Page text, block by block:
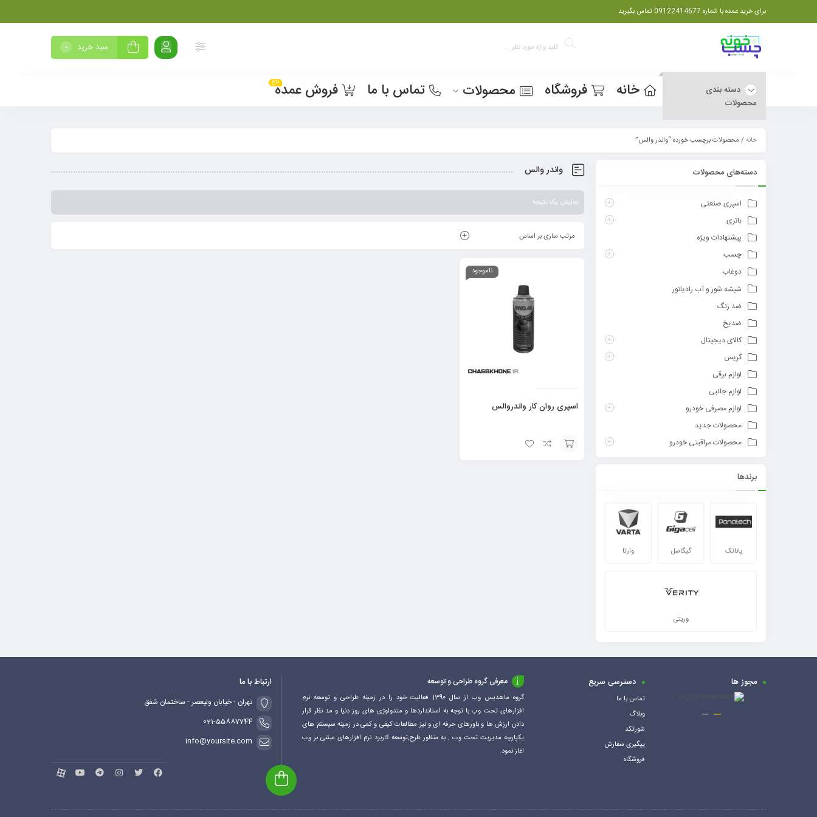
برای خرید عمده با شماره 09122414677 تماس بگیرید
سبد خرید 0
دسته بندی
محصولات
خانه فروشگاه محصولات تماس با ما فروش عمدهداغ
خانه/ محصولات برچسب خورده “واندر والس”
واندر والس
نمایش یک نتیجه
مرتب سازی بر اساس
ناموجود
اسپری روان کار واندروالس
دسته‌های محصولات
اسپری صنعتی
باتری
پیشنهادات ویژه
چسب
دوغاب
شیشه شور و آب رادیاتور
ضد زنگ
ضدیخ
کالای دیجیتال
گریس
لوازم برقی
لوازم جانبی
لوازم مصرفی خودرو
محصولات جدید
محصولات مراقبتی خودرو
برندها
پاناتک گیگاسل وارتا
وریتی
مجوز ها دسترسی سریع
تماس با ما
وبلاگ
شورتکد
پیگیری سفارش
فروشگاه
معرفی گروه طراحی و توسعه
گروه ماهدیس وب از سال 1390 فعالیت خود را در زمینه طراحی و توسعه نرم
افزارهای تحت وب با توجه به استانداردها و متدولوژی های روز دنیا و مد نظر قرار
دادن ارزش ها و باورهای حرفه ای و نیز مطالعات کیفی و کمی در زمینه سیستم های
یکپارچه مدیریت تحت وب , به منظور طرح,توسعه کاربرد نرم افزارهای مبتنی بر وب
اغاز نمود.
ارتباط با ما
تهران - خیابان ولیعصر - ساختمان شفق
021-55887744
info@yoursite.com